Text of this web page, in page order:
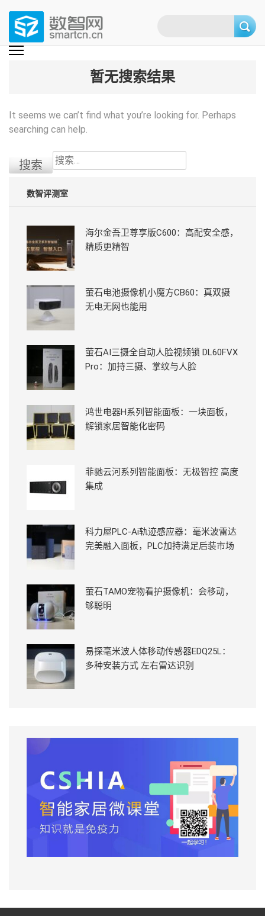
content
(Press
数智网
智能家居第一资讯门户 | 智能家居系统，智能家居产品，智能家居解决方
暂无搜索结果
It seems we can’t find what you’re looking for. Perhaps
searching can help.
搜
索：
数智评测室
海尔金吾卫尊享版C600：高配安全感，
精质更精智
萤石电池摄像机小魔方CB60：真双摄
无电无网也能用
萤石AI三摄全自动人脸视频锁 DL60FVX
Pro：加持三摄、掌纹与人脸
鸿世电器H系列智能面板：一块面板，
解锁家居智能化密码
菲驰云河系列智能面板：无极智控 高度
集成
科力屋PLC-Ai轨迹感应器：毫米波雷达
完美融入面板，PLC加持满足后装市场
萤石TAMO宠物看护摄像机：会移动，
够聪明
易探毫米波人体移动传感器EDQ25L：
多种安装方式 左右雷达识别